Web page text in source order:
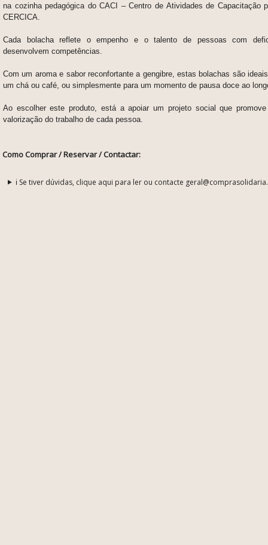
na cozinha pedagógica do CACI – Centro de Atividades de Capacitação
CERCICA.
Cada bolacha reflete o empenho e o talento de pessoas com
desenvolvem competências.
Com um aroma e sabor reconfortante a gengibre, estas bolachas são
um chá ou café, ou simplesmente para um momento de pausa doce ao
Ao escolher este produto, está a apoiar um projeto social que
valorização do trabalho de cada pessoa.
Como Comprar / Reservar / Contactar:
ℹ️ Se tiver dúvidas, clique aqui para ler ou contacte